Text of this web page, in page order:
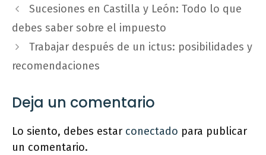
Sucesiones en Castilla y León: Todo lo que
debes saber sobre el impuesto
Trabajar después de un ictus: posibilidades y
recomendaciones
Deja un comentario
Lo siento, debes estar conectado para publicar
un comentario.